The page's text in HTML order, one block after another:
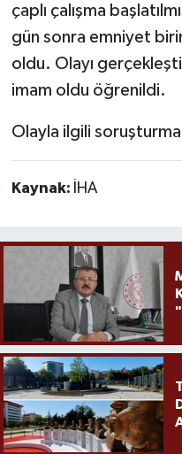
çaplı çalışma
gün sonra emniyet
oldu. Olayı
imam oldu öğrenildi.
Olayla ilgili
Kaynak: İHA